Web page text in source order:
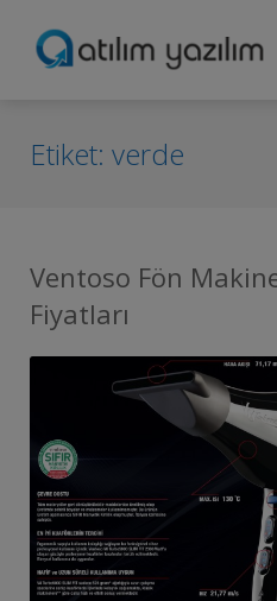
Etiket: verde
Ventoso Fön
Fiyatları